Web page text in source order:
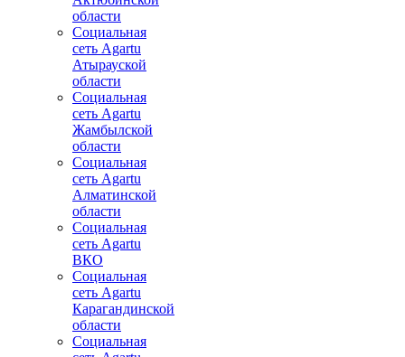
области
Социальная
сеть Agartu
Атырауской
области
Социальная
сеть Agartu
Жамбылской
области
Социальная
сеть Agartu
Алматинской
области
Социальная
сеть Agartu
ВКО
Социальная
сеть Agartu
Карагандинской
области
Социальная